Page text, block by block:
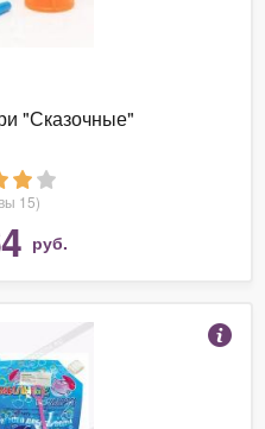
"Сказочные"
15)
руб.